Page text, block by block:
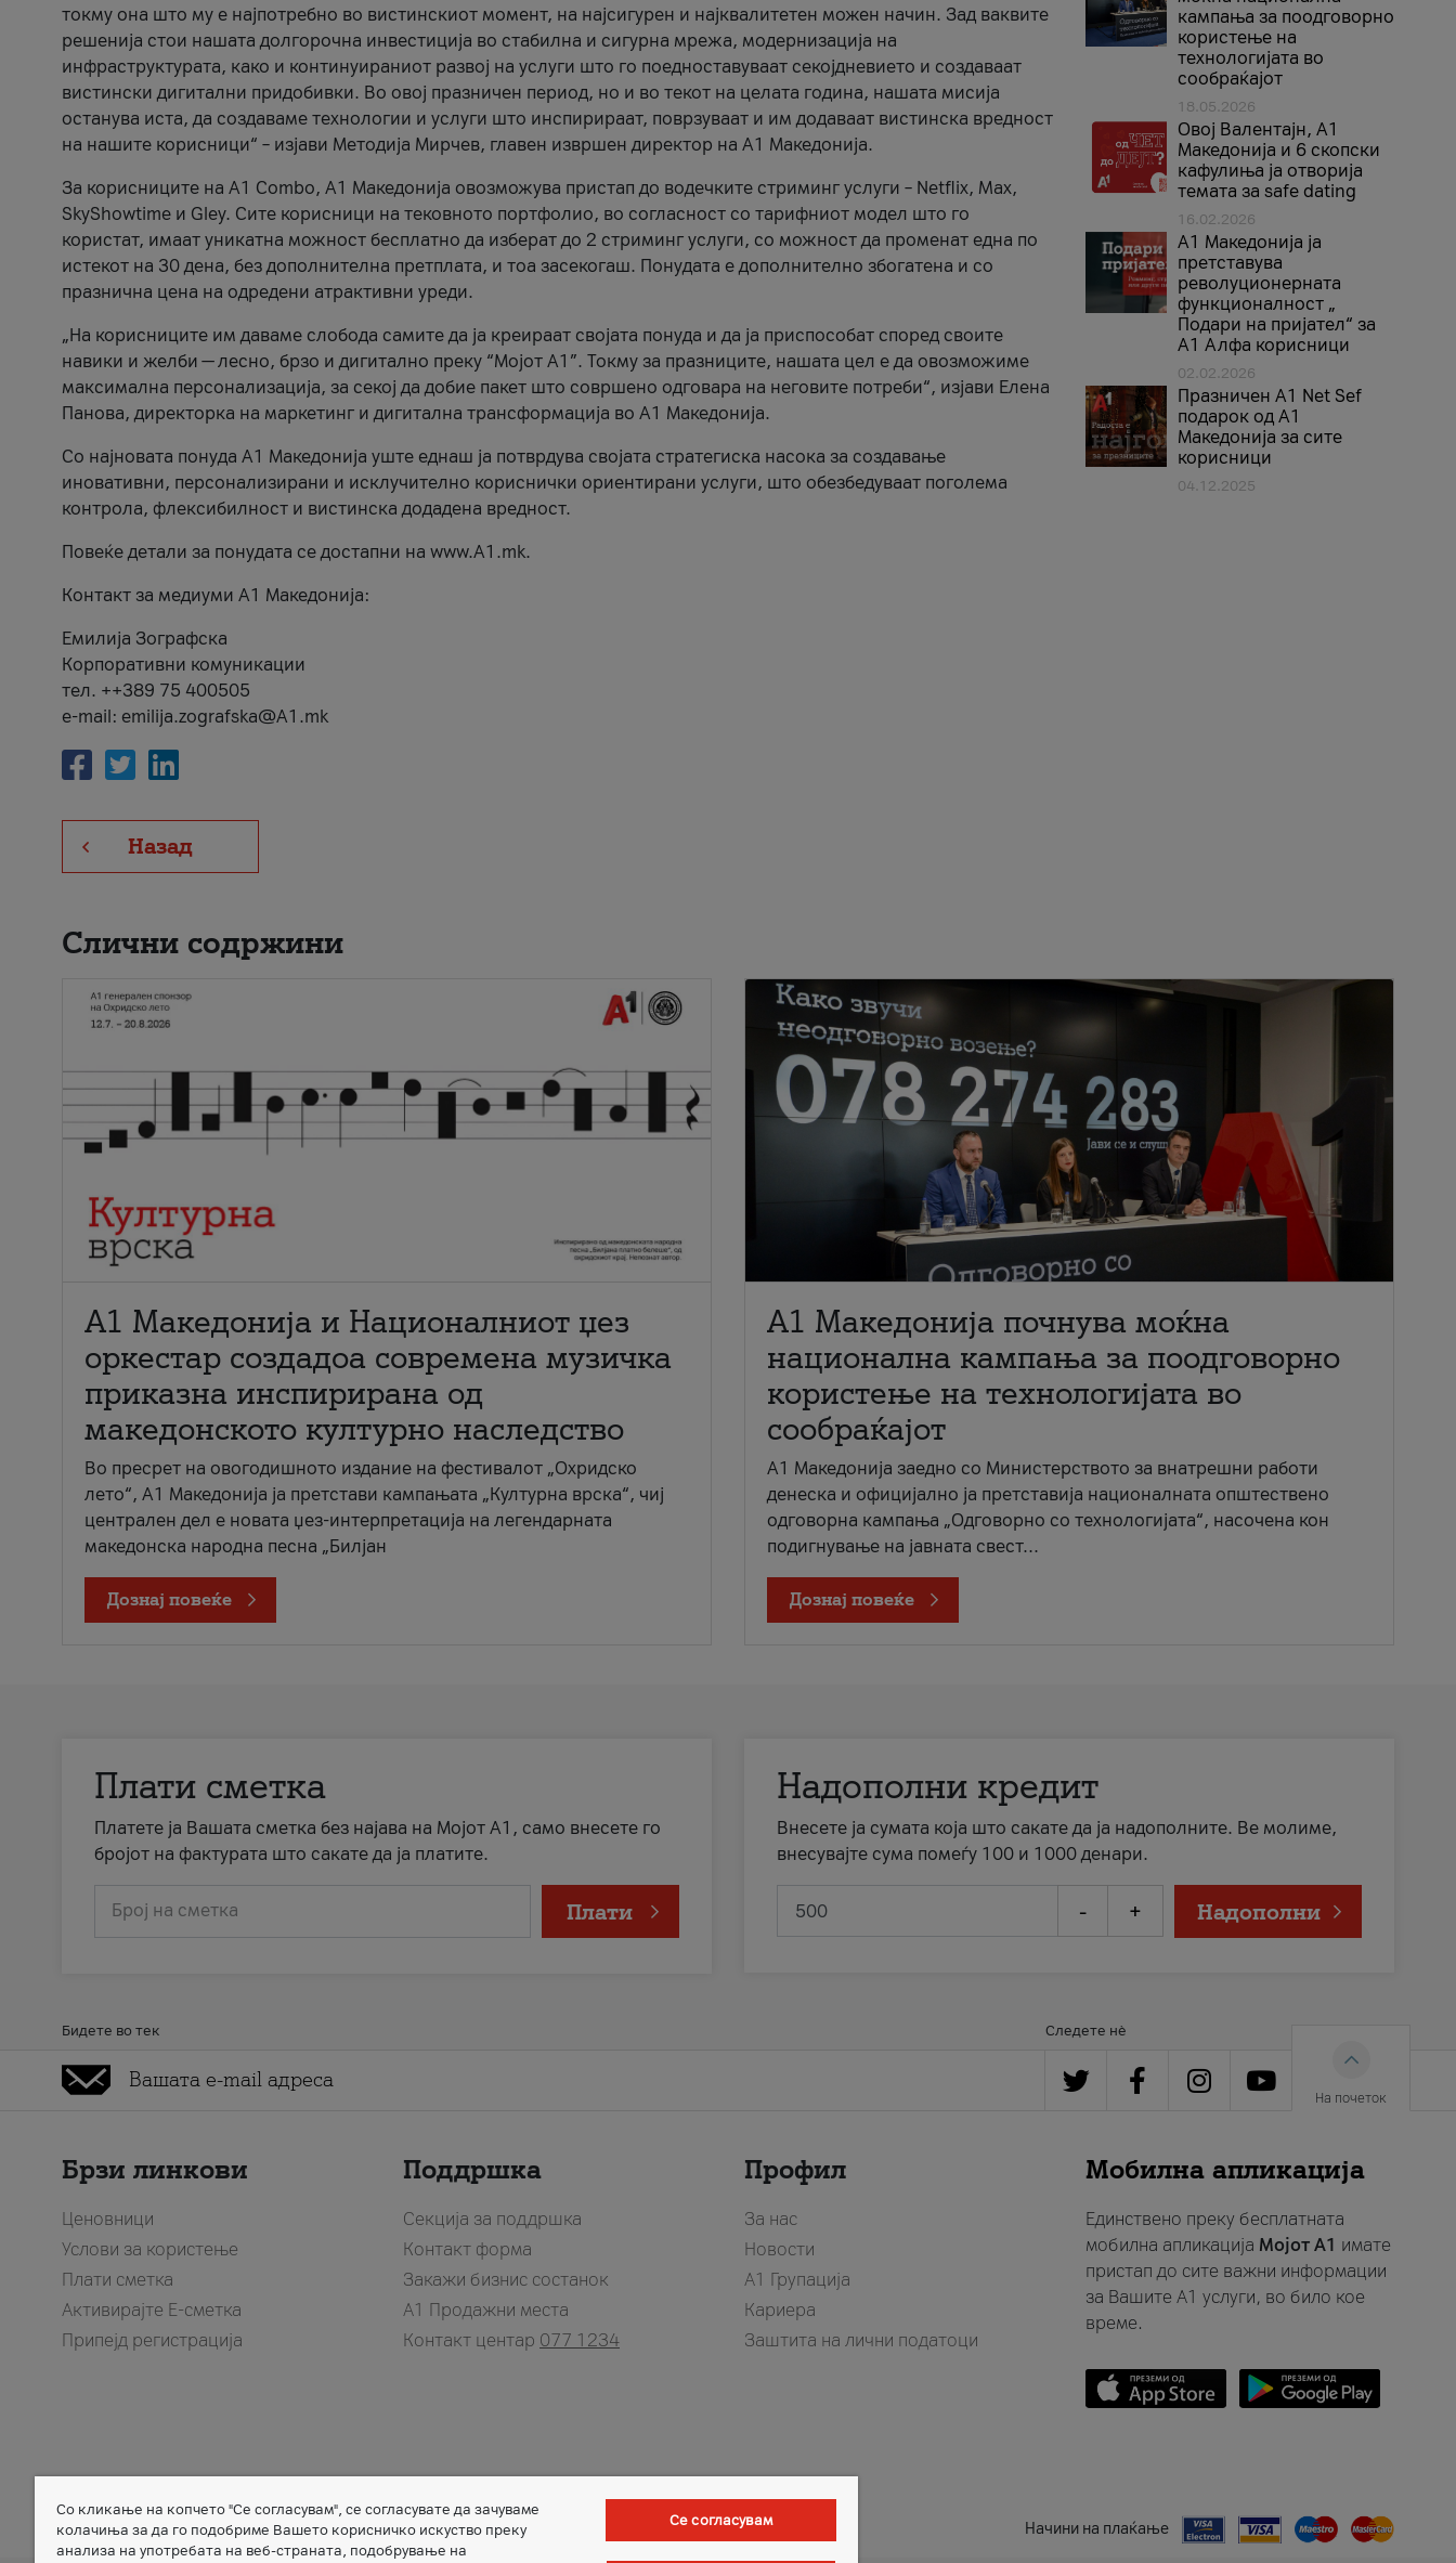
токму она што му е најпотребно во вистинскиот момент, на најсигурен и најквалитетен можен начин. Зад ваквите
решенија стои нашата долгорочна инвестиција во стабилна и сигурна мрежа, модернизација на
инфраструктурата, како и континуираниот развој на услуги што го поедноставуваат секојдневието и создаваат
вистински дигитални придобивки. Во овој празничен период, но и во текот на целата година, нашата мисија
останува иста, да создаваме технологии и услуги што инспирираат, поврзуваат и им додаваат вистинска вредност
на нашите корисници“ – изјави Методија Мирчев, главен извршен директор на А1 Македонија.
За корисниците на A1 Combo, А1 Македонија овозможува пристап до водечките стриминг услуги – Netflix, Max,
SkyShowtime и Gley. Сите корисници на тековното портфолио, во согласност со тарифниот модел што го
користат, имаат уникатна можност бесплатно да изберат до 2 стриминг услуги, со можност да променат една по
истекот на 30 дена, без дополнителна претплата, и тоа засекогаш. Понудата е дополнително збогатена и со
празнична цена на одредени атрактивни уреди.
„На корисниците им даваме слобода самите да ја креираат својата понуда и да ја приспособат според своите
навики и желби — лесно, брзо и дигитално преку “Мојот А1”. Токму за празниците, нашата цел е да овозможиме
максимална персонализација, за секој да добие пакет што совршено одговара на неговите потреби“, изјави Елена
Панова, директорка на маркетинг и дигитална трансформација во А1 Македонија.
Со најновата понуда А1 Македонија уште еднаш ја потврдува својата стратегиска насока за создавање
иновативни, персонализирани и исклучително кориснички ориентирани услуги, што обезбедуваат поголема
контрола, флексибилност и вистинска додадена вредност.
Повеќе детали за понудата се достапни на www.А1.mk.
Контакт за медиуми А1 Македонија:
Емилија Зографска
Корпоративни комуникации
тел. ++389 75 400505
e-mail: emilija.zografska@A1.mk
Назад
кампања за поодговорно
користење на
технологијата во
сообраќајот
18.05.2026
Овој Валентајн, A1
Македонија и 6 скопски
кафулиња ја отворија
темата за safe dating
16.02.2026
А1 Македонија ја
претставува
револуционерната
функционалност „
Подари на пријател“ за
А1 Алфа корисници
02.02.2026
Празничен A1 Net Sеf
подарок од А1
Македонија за сите
корисници
04.12.2025
Слични содржини
А1 Македонија и Националниот џез
оркестар создадоа современа музичка
приказна инспирирана од
македонското културно наследство
Во пресрет на овогодишното издание на фестивалот „Охридско
лето“, А1 Македонија ја претстави кампањата „Културна врска“, чиј
централен дел е новата џез-интерпретација на легендарната
македонска народна песна „Билјан
Дознај повеќе
A1 Македонија почнува моќна
национална кампања за поодговорно
користење на технологијата во
сообраќајот
A1 Македонија заедно со Министерството за внатрешни работи
денеска и официјално ја претставија националната општествено
одговорна кампања „Одговорно со технологијата“, насочена кон
подигнување на јавната свест...
Дознај повеќе
Плати сметка
Платете ја Вашата сметка без најава на Мојот А1, само внесете го
бројот на фактурата што сакате да ја платите.
Број на сметка Плати
Надополни кредит
Внесете ја сумата која што сакате да ја надополните. Ве молиме,
внесувајте сума помеѓу 100 и 1000 денари.
- + Надополни
Бидете во тек Следете нè
На почеток
Брзи линкови
Ценовници
Услови за користење
Плати сметка
Активирајте Е-сметка
Припејд регистрација
Поддршка
Секција за поддршка
Контакт форма
Закажи бизнис состанок
A1 Продажни места
Контакт центар 077 1234
Профил
За нас
Новости
А1 Групација
Кариера
Заштита на лични податоци
Мобилна апликација
Единствено преку бесплатната
мобилна апликација Мојот A1 имате
пристап до сите важни информации
за Вашите A1 услуги, во било кое
време.
Member of Начини на плаќање
Со кликање на копчето "Се согласувам", се согласувате да зачуваме
колачиња за да го подобриме Вашето корисничко искуство преку
анализа на употребата на веб-страната, подобрување на
Се согласувам